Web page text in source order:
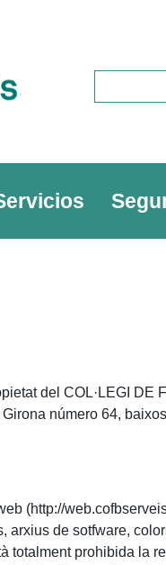
del COL·LEGI
número 64,
(http://
arxius de sotfware,
totalment prohibida la